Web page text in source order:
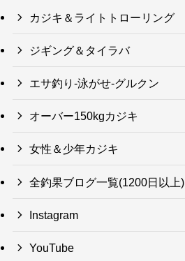
カジキ＆ライトトローリング
ジギング＆タイラバ
エサ釣り-泳がせ-グルクン
オーバー150kgカジキ
女性＆少年カジキ
全釣果ブログ一覧(1200日以上)
Instagram
YouTube